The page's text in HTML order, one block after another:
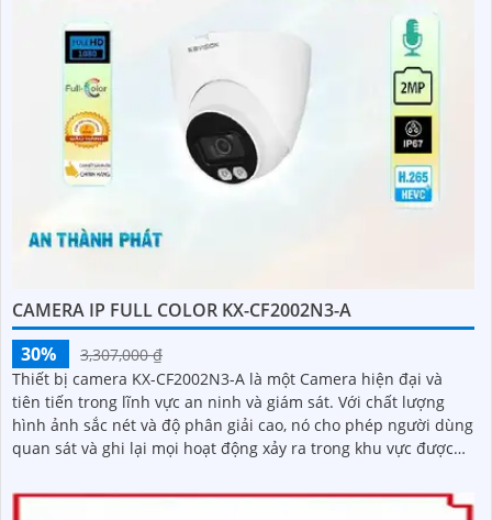
CAMERA IP FULL COLOR KX-CF2002N3-A
30%
3,307,000 ₫
Thiết bị camera KX-CF2002N3-A là một Camera hiện đại và
tiên tiến trong lĩnh vực an ninh và giám sát. Với chất lượng
hình ảnh sắc nét và độ phân giải cao, nó cho phép người dùng
quan sát và ghi lại mọi hoạt động xảy ra trong khu vực được